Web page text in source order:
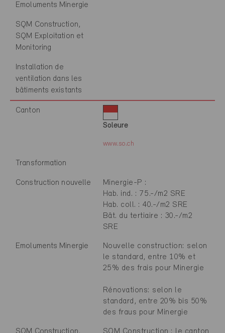
Emoluments Minergie
SQM Construction,
SQM Exploitation et
Monitoring
Installation de
ventilation dans les
bâtiments existants
Canton
Soleure
www.so.ch
Transformation
Construction nouvelle
Minergie-P :
Hab. ind. : 75.-/m2 SRE
Hab. coll. : 40.-/m2 SRE
Bât. du tertiaire : 30.-/m2
SRE
Emoluments Minergie
Nouvelle construction: selon
le standard, entre 10% et
25% des frais pour Minergie
Rénovations: selon le
standard, entre 20% bis 50%
des fraus pour Minergie
SQM Construction, SQM Construction : le canton